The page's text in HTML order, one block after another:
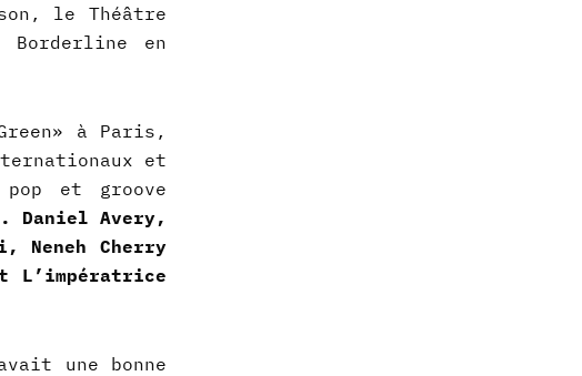
le Théâtre
en
à Paris,
et
et groove
Daniel Avery,
Neneh Cherry
L’impératrice
une bonne